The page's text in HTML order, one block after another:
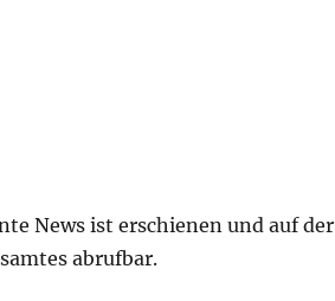
News ist erschienen und auf der
abrufbar.